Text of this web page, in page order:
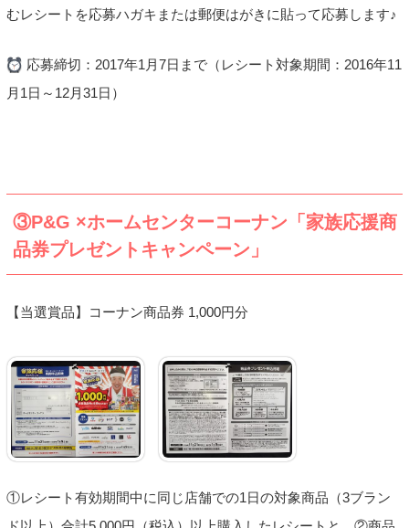
むレシートを応募ハガキまたは郵便はがきに貼って応募します♪
応募締切：2017年1月7日まで（レシート対象期間：2016年11
月1日～12月31日）
③P&G ×ホームセンターコーナン「家族応援商
品券プレゼントキャンペーン」
【当選賞品】コーナン商品券 1,000円分
①レシート有効期間中に同じ店舗での1日の対象商品（3ブラン